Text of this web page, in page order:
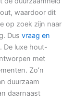
waardoor dit
op zoek zijn naar
Dus vraag en
De luxe hout-
met
Zo’n
duurzaam
daarnaast